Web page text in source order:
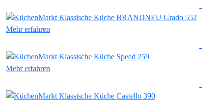
Mehr erfahren
Mehr erfahren